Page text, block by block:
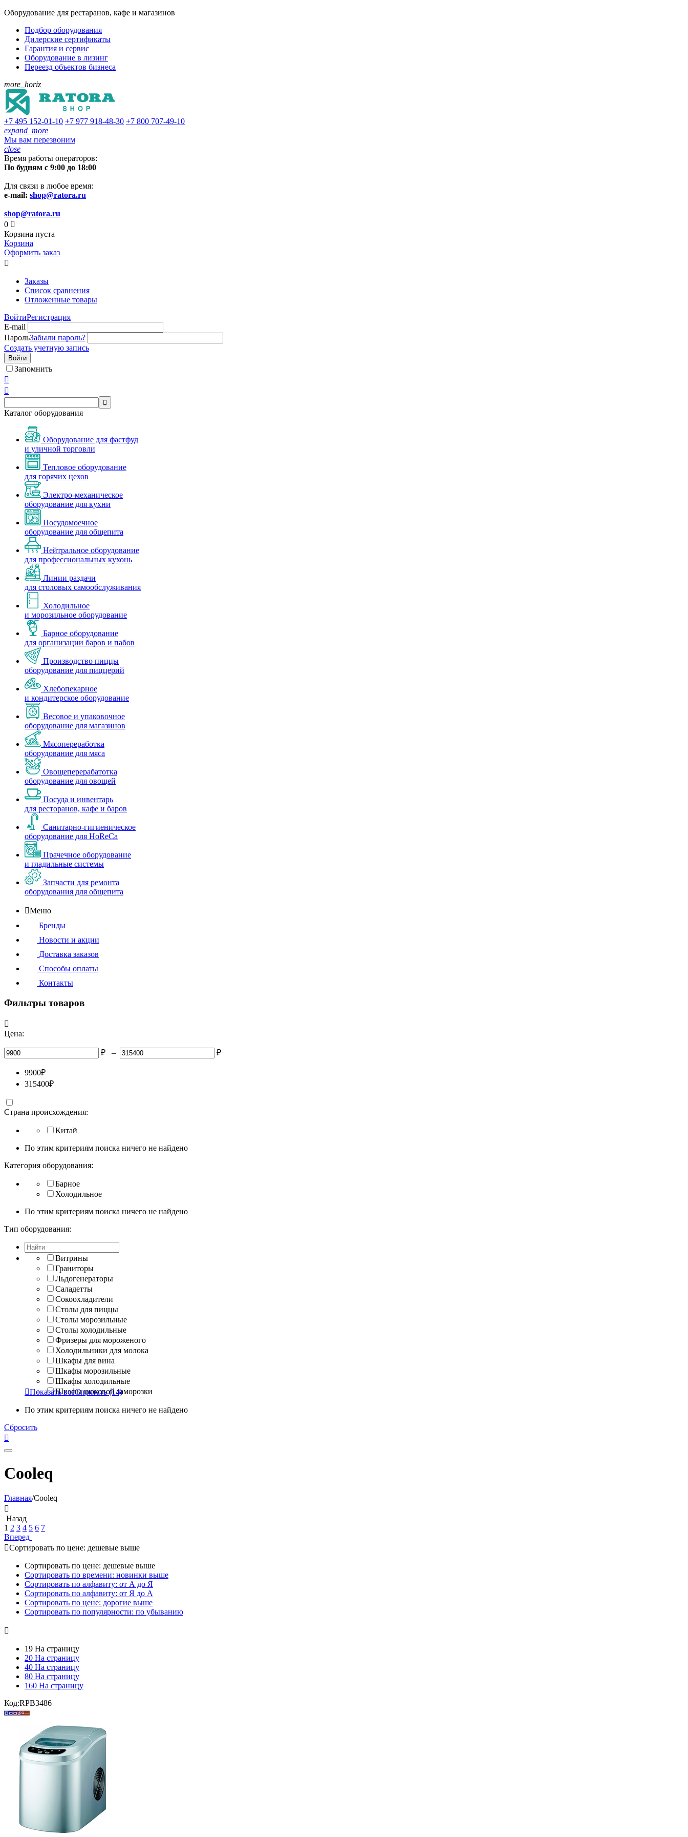
Оборудование для рестаранов, кафе и магазинов
Подбор оборудования
Дилерские сертификаты
Гарантия и сервис
Оборудование в лизинг
Переезд объектов бизнеса
more_horiz
+7 495 152-01-10 +7 977 918-48-30 +7 800 707-49-10
expand_more
Мы вам перезвоним
close
Время работы операторов:
По будням с 9:00 до 18:00
Для связи в любое время:
e-mail: shop@ratora.ru
shop@ratora.ru
0 
Корзина пуста
Корзина
Оформить заказ

Заказы
Список сравнения
Отложенные товары
ВойтиРегистрация
E-mail
ПарольЗабыли пароль?
Создать учетную запись
Войти
Запомнить



Каталог оборудования
Оборудование для фастфуд
и уличной торговли
Тепловое оборудование
для горячих цехов
Электро-механическое
оборудование для кухни
Посудомоечное
оборудование для общепита
Нейтральное оборудование
для профессиональных кухонь
Линии раздачи
для столовых самообслуживания
Холодильное
и морозильное оборудование
Барное оборудование
для организации баров и пабов
Производство пиццы
оборудование для пиццерий
Хлебопекарное
и кондитерское оборудование
Весовое и упаковочное
оборудование для магазинов
Мясопереработка
оборудование для мяса
Овощеперерабатотка
оборудование для овощей
Посуда и инвентарь
для ресторанов, кафе и баров
Санитарно-гигиеническое
оборудование для HoReCa
Прачечное оборудование
и гладильные системы
Запчасти для ремонта
оборудования для общепита
Меню
Бренды
Новости и акции
Доставка заказов
Способы оплаты
Контакты
Фильтры товаров

Цена:
₽ – ₽
9900₽
315400₽
Страна происхождения:
Китай
По этим критериям поиска ничего не найдено
Категория оборудования:
Барное
Холодильное
По этим критериям поиска ничего не найдено
Тип оборудования:
Витрины
Граниторы
Льдогенераторы
Саладетты
Сокоохладители
Столы для пиццы
Столы морозильные
Столы холодильные
Фризеры для мороженого
Холодильники для молока
Шкафы для вина
Шкафы морозильные
Шкафы холодильные
Шкафы шоковой заморозки
Показать всеСпрятать(14)
По этим критериям поиска ничего не найдено
Сбросить

Cooleq
Главная/Cooleq

Назад
1 2 3 4 5 6 7
Вперед
Сортировать по цене: дешевые выше
Сортировать по цене: дешевые выше
Сортировать по времени: новинки выше
Сортировать по алфавиту: от А до Я
Сортировать по алфавиту: от Я до А
Сортировать по цене: дорогие выше
Сортировать по популярности: по убыванию

19 На страницу
20 На страницу
40 На страницу
80 На страницу
160 На страницу
Код:RPB3486